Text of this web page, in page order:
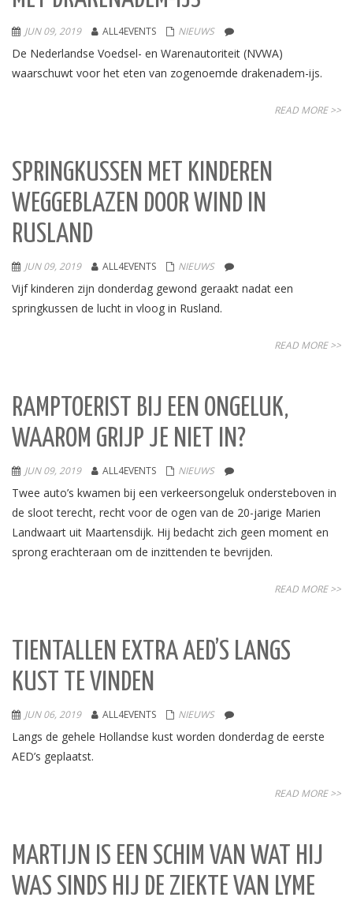
JUN 09, 2019 ALL4EVENTS NIEUWS
De Nederlandse Voedsel- en Warenautoriteit (NVWA)
waarschuwt voor het eten van zogenoemde drakenadem-ijs.
READ MORE >>
SPRINGKUSSEN MET KINDEREN
WEGGEBLAZEN DOOR WIND IN
RUSLAND
JUN 09, 2019 ALL4EVENTS NIEUWS
Vijf kinderen zijn donderdag gewond geraakt nadat een
springkussen de lucht in vloog in Rusland.
READ MORE >>
RAMPTOERIST BIJ EEN ONGELUK,
WAAROM GRIJP JE NIET IN?
JUN 09, 2019 ALL4EVENTS NIEUWS
Twee auto’s kwamen bij een verkeersongeluk ondersteboven in
de sloot terecht, recht voor de ogen van de 20-jarige Marien
Landwaart uit Maartensdijk. Hij bedacht zich geen moment en
sprong erachteraan om de inzittenden te bevrijden.
READ MORE >>
TIENTALLEN EXTRA AED’S LANGS
KUST TE VINDEN
JUN 06, 2019 ALL4EVENTS NIEUWS
Langs de gehele Hollandse kust worden donderdag de eerste
AED’s geplaatst.
READ MORE >>
MARTIJN IS EEN SCHIM VAN WAT HIJ
WAS SINDS HIJ DE ZIEKTE VAN LYME